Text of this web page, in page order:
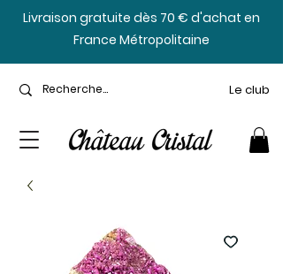
​Livraison gratuite dès 70 € d'achat en
France Métropolitaine
Le club